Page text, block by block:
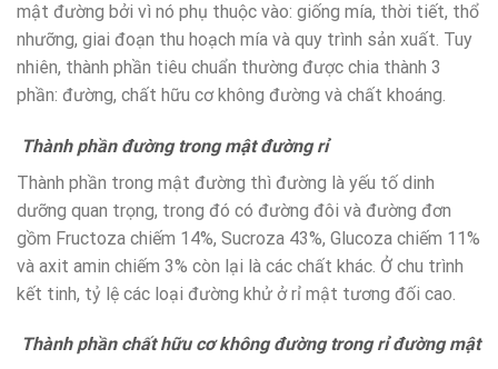
mật đường bởi vì nó phụ thuộc vào: giống mía, thời tiết, thổ
nhưỡng, giai đoạn thu hoạch mía và quy trình sản xuất. Tuy
nhiên, thành phần tiêu chuẩn thường được chia thành 3
phần: đường, chất hữu cơ không đường và chất khoáng.
Thành phần đường trong mật đường rỉ
Thành phần trong mật đường thì đường là yếu tố dinh
dưỡng quan trọng, trong đó có đường đôi và đường đơn
gồm Fructoza chiếm 14%, Sucroza 43%, Glucoza chiếm 11%
và axit amin chiếm 3% còn lại là các chất khác. Ở chu trình
kết tinh, tỷ lệ các loại đường khử ở rỉ mật tương đối cao.
Thành phần chất hữu cơ không đường trong rỉ đường mật